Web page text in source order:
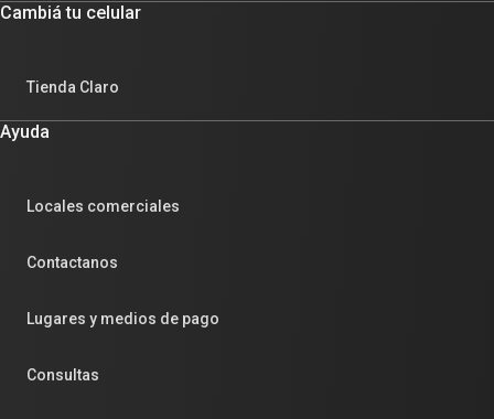
Cambiá tu celular
Tienda Claro
Ayuda
Locales comerciales
Contactanos
Lugares y medios de pago
Consultas